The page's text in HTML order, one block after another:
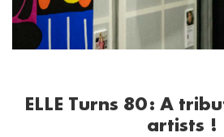
ELLE Turns 80: A
artists !